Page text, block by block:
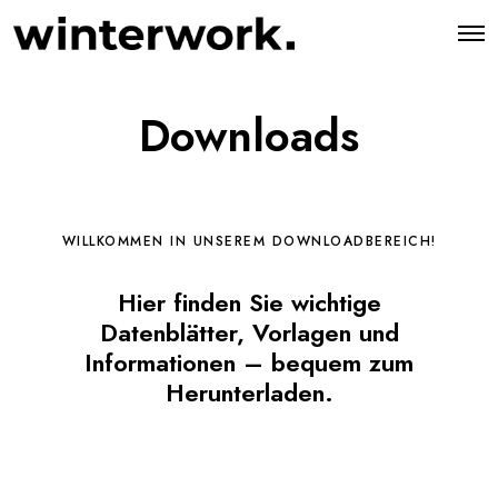
O
Downloads
WILLKOMMEN IN UNSEREM DOWNLOADBEREICH!
Hier finden Sie wichtige
Datenblätter, Vorlagen und
Informationen – bequem zum
Herunterladen.